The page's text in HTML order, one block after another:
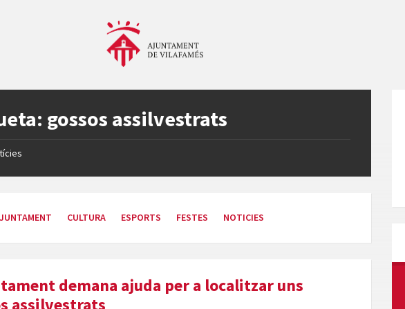
gossos assilvestrats
CULTURA ESPORTS FESTES NOTICIES
demana ajuda per a localitzar uns